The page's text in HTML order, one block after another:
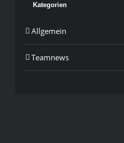
Kategorien
Allgemein
Teamnews